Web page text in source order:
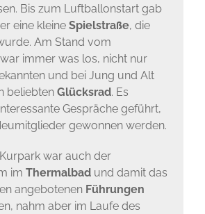
Bis zum Luftballonstart gab
eine kleine Spielstraße, die
Am Stand vom
war immer was los, nicht nur
und bei Jung und Alt
beliebten Glücksrad. Es
Gespräche geführt,
gewonnen werden.
war auch der
im Thermalbadund damit das
angebotenen Führungen
nahm aber im Laufe des